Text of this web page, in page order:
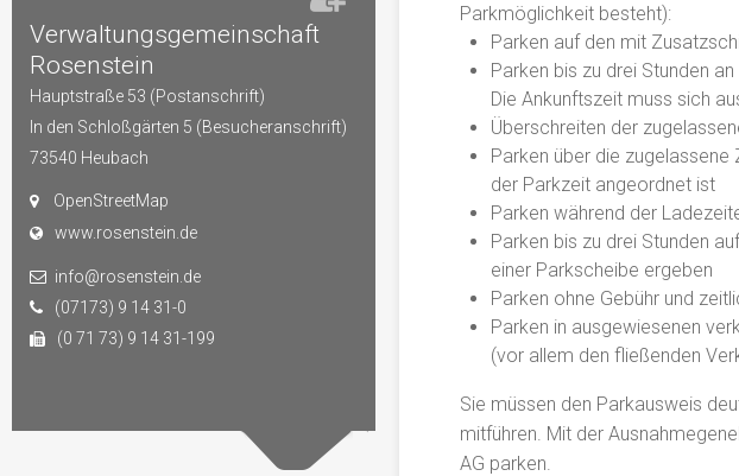
Verwaltungsgemeinschaft
Rosenstein
Hauptstraße 53 (Postanschrift)
In den Schloßgärten 5 (Besucheranschrift)
73540 Heubach
OpenStreetMap
www.rosenstein.de
info@rosenstein.de
(07173) 9 14 31-0
(0 71 73) 9 14 31-199
Parkmöglichkeit besteht):
Parken auf den mit
Parken bis zu drei Stunden
Die Ankunftszeit muss sich
Überschreiten der
Parken über die zugelassene
der Parkzeit angeordnet ist
Parken während der
Parken bis zu drei Stunden
einer Parkscheibe ergeben
Parken ohne Gebühr und
Parken in ausgewiesenen
(vor allem den fließenden
Sie müssen den Parkausweis
mitführen. Mit der
AG parken.